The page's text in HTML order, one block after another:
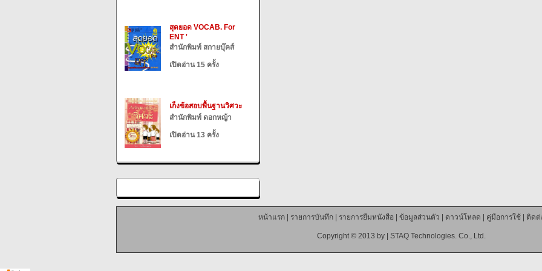
สุดยอด VOCAB. For
ENT '
สำนักพิมพ์ สกายบุ๊คส์
เปิดอ่าน 15 ครั้ง
เก็งข้อสอบพื้นฐานวิศวะ
สำนักพิมพ์ ดอกหญ้า
เปิดอ่าน 13 ครั้ง
หน้าแรก| รายการบันทึก| รายการยืมหนังสือ ข้อมูลส่วนตัว ดาวน์โหลด คู่มือการใช้| ติดต่
Copyright © 2013 by | STAQ Technologies. Co., Ltd.